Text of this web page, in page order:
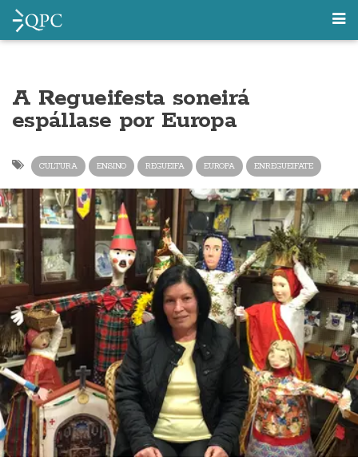
A Regueifesta soneirá
espállase por Europa
CULTURA ENSINO REGUEIFA EUROPA ENREGUEIFATE